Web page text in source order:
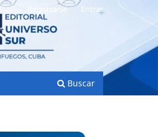
Buscar
Registrarse Entrar